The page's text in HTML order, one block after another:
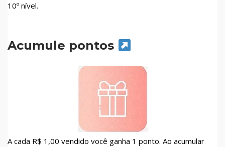
10º nível.
Acumule pontos
A cada R$ 1,00 vendido você ganha 1 ponto. Ao acumular